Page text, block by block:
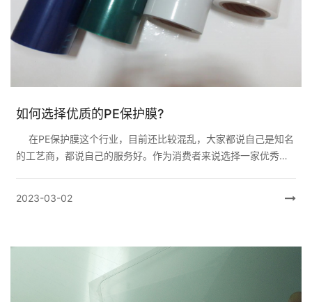
如何选择优质的PE保护膜?
在PE保护膜这个行业，目前还比较混乱，大家都说自己是知名
的工艺商，都说自己的服务好。作为消费者来说选择一家优秀的
2023-03-02